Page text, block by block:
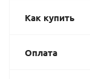
Как купить
Оплата